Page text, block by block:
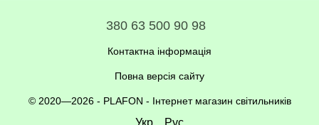
380 63 500 90 98
Контактна інформація
Повна версія сайту
© 2020—2026 - PLAFON - Інтернет магазин світильників